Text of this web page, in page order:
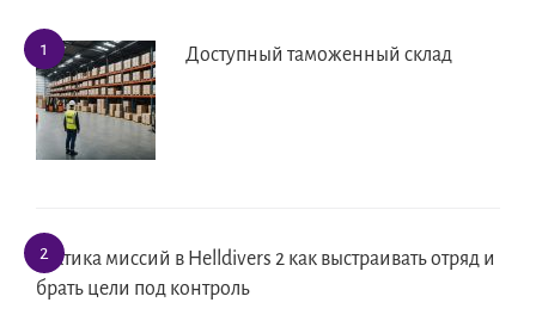
Доступный таможенный склад
Тактика миссий в Helldivers 2 как выстраивать отряд и
брать цели под контроль